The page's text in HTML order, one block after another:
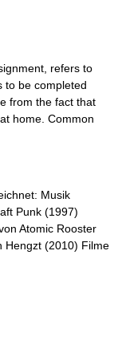
refers to
to be completed
from the fact that
home. Common
Musik
Punk (1997)
Atomic Rooster
Hengzt (2010) Filme